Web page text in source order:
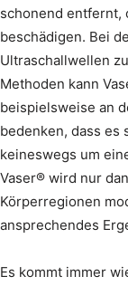
schonend entfernt,
beschädigen. Bei
Ultraschallwellen
Methoden kann
beispielsweise an
bedenken, dass es
keineswegs um
Vaser® wird nur
Körperregionen
ansprechendes
Es kommt immer